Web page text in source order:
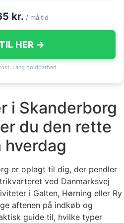
kr. / måltid
HER →
Lang holdbarhed.
i Skanderborg
du den rette
er oplagt til dig, der pendler
ved Danmarksvej
i Galten, Hørning eller Ry
aftenen på indkøb og
guide til, hvilke typer